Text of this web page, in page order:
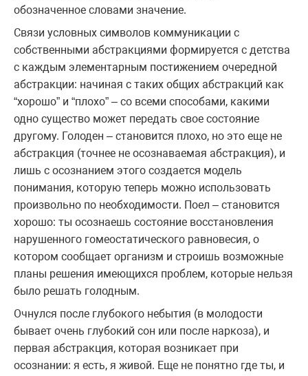
обозначенное словами значение.
Связи условных символов коммуникации с
собственными абстракциями формируется с детства
с каждым элементарным постижением очередной
абстракции: начиная с таких общих абстракций как
“хорошо” и “плохо” – со всеми способами, какими
одно существо может передать свое состояние
другому. Голоден – становится плохо, но это еще не
абстракция (точнее не осознаваемая абстракция), и
лишь с осознанием этого создается модель
понимания, которую теперь можно использовать
произвольно по необходимости. Поел – становится
хорошо: ты осознаешь состояние восстановления
нарушенного гомеостатического равновесия, о
котором сообщает организм и строишь возможные
планы решения имеющихся проблем, которые нельзя
было решать голодным.
Очнулся после глубокого небытия (в молодости
бывает очень глубокий сон или после наркоза), и
первая абстракция, которая возникает при
осознании: я есть, я живой. Еще не понятно где ты, и